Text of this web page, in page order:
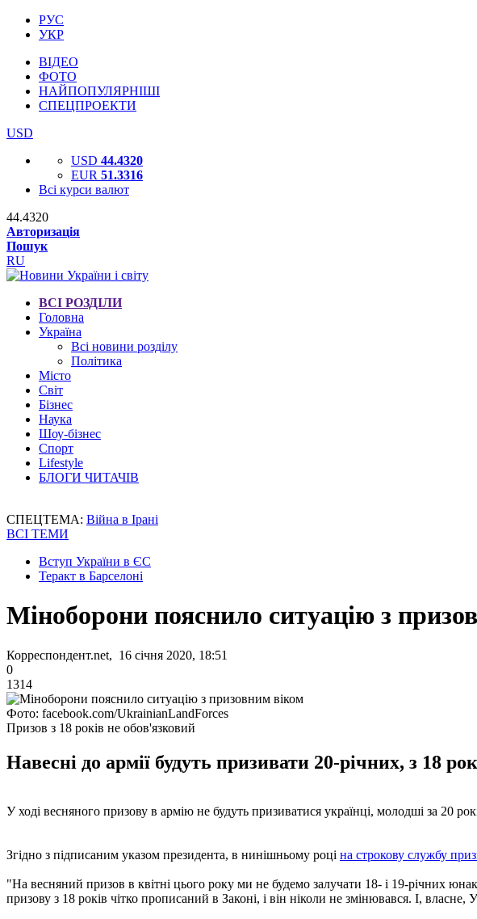
РУС
УКР
ВІДЕО
ФОТО
НАЙПОПУЛЯРНІШІ
СПЕЦПРОЕКТИ
USD
USD 44.4320
EUR 51.3316
Всі курси валют
44.4320
Авторизація
Пошук
RU
ВСІ РОЗДІЛИ
Головна
Україна
Всі новини розділу
Політика
Місто
Світ
Бізнес
Наука
Шоу-бізнес
Спорт
Lifestyle
БЛОГИ ЧИТАЧІВ
СПЕЦТЕМА: Війна в Ірані
ВСІ ТЕМИ
Вступ України в ЄС
Теракт в Барселоні
Міноборони пояснило ситуацію з
Корреспондент.net, 16 січня 2020, 18:51
0
1314
Фото: facebook.com/UkrainianLandForces
Призов з 18 років не обов'язковий
Навесні до армії будуть призивати 20-річних, з 18
У ході весняного призову в армію не будуть призиватися українці, молодші за 20
Згідно з підписаним указом президента, в нинішньому році на строкову службу
"На весняний призов в квітні цього року ми не будемо залучати 18- і 19-річних
призову з 18 років чітко прописаний в Законі, і він ніколи не змінювався. І,